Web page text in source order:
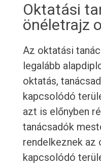
Oktatási
önéletrajz
Az oktatási
legalább
oktatás,
kapcsolódó
azt is előnyben
tanácsadók
rendelkeznek az
kapcsolódó